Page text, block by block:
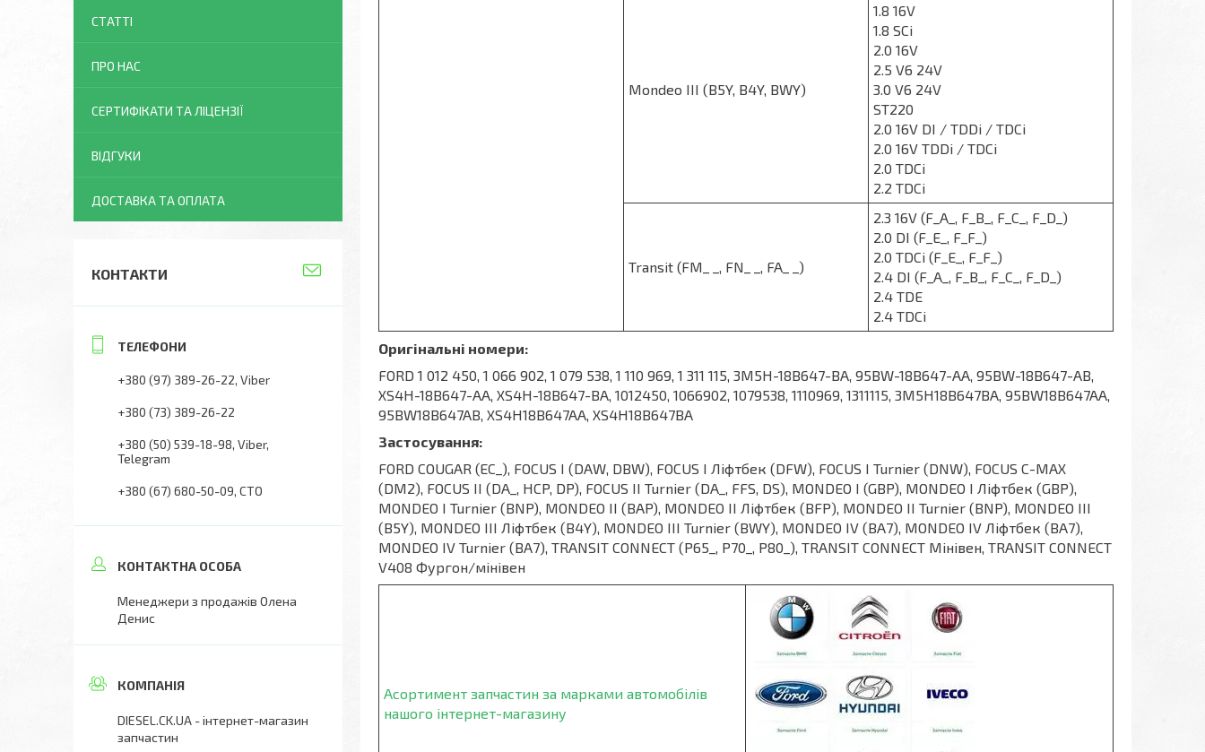
Mondeo III (B5Y, B4Y, BWY)
1.8 16V
1.8 SCi
2.0 16V
2.5 V6 24V
3.0 V6 24V
ST220
2.0 16V DI / TDDi / TDCi
2.0 16V TDDi / TDCi
2.0 TDCi
2.2 TDCi
Transit (FM_ _, FN_ _, FA_ _)
2.3 16V (F_A_, F_B_, F_C_, F_D_)
2.0 DI (F_E_, F_F_)
2.0 TDCi (F_E_, F_F_)
2.4 DI (F_A_, F_B_, F_C_, F_D_)
2.4 TDE
2.4 TDCi
Оригінальні номери:
FORD 1 012 450, 1 066 902, 1 079 538, 1 110 969, 1 311 115, 3M5H-18B647-BA, 95BW-18B647-AA, 95BW-18B647-AB,
XS4H-18B647-AA, XS4H-18B647-BA, 1012450, 1066902, 1079538, 1110969, 1311115, 3M5H18B647BA, 95BW18B647AA,
95BW18B647AB, XS4H18B647AA, XS4H18B647BA
Застосування:
FORD COUGAR (EC_), FOCUS I (DAW, DBW), FOCUS I Ліфтбек (DFW), FOCUS I Turnier (DNW), FOCUS C-MAX
(DM2), FOCUS II (DA_, HCP, DP), FOCUS II Turnier (DA_, FFS, DS), MONDEO I (GBP), MONDEO I Ліфтбек (GBP),
MONDEO I Turnier (BNP), MONDEO II (BAP), MONDEO II Ліфтбек (BFP), MONDEO II Turnier (BNP), MONDEO III
(B5Y), MONDEO III Ліфтбек (B4Y), MONDEO III Turnier (BWY), MONDEO IV (BA7), MONDEO IV Ліфтбек (BA7),
MONDEO IV Turnier (BA7), TRANSIT CONNECT (P65_, P70_, P80_), TRANSIT CONNECT Мінівен, TRANSIT CONNECT
V408 Фургон/мінівен
Асортимент запчастин за марками автомобілів
нашого інтернет-магазину
СТАТТІ
ПРО НАС
СЕРТИФІКАТИ ТА ЛІЦЕНЗІЇ
ВІДГУКИ
ДОСТАВКА ТА ОПЛАТА
КОНТАКТИ
+380 (97) 389-26-22 Viber
+380 (73) 389-26-22
+380 (50) 539-18-98 Viber,
Telegram
+380 (67) 680-50-09 СТО
Менеджери з продажів Олена
Денис
DIESEL.CK.UA - інтернет-магазин
запчастин